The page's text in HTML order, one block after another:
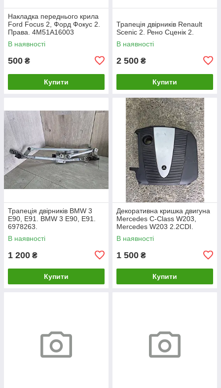
Накладка переднього крила
Ford Focus 2, Форд Фокус 2.
Права. 4M51A16003
В наявності
500 ₴
Купити
Трапеція двірників Renault
Scenic 2. Рено Сценік 2.
В наявності
2 500 ₴
Купити
Трапеція двірників BMW 3
E90, E91. BMW 3 Е90, Е91.
6978263.
В наявності
1 200 ₴
Купити
Декоративна кришка двигуна
Mercedes C-Class W203,
Mercedes W203 2.2CDI.
A6460100467.
В наявності
1 500 ₴
Купити